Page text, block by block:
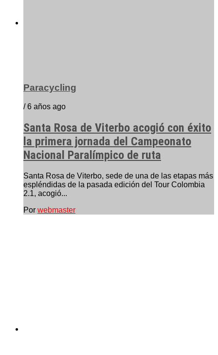
Paracycling
/ 6 años ago
Santa Rosa de Viterbo acogió con éxito
la primera jornada del Campeonato
Nacional Paralímpico de ruta
Santa Rosa de Viterbo, sede de una de las etapas más
espléndidas de la pasada edición del Tour Colombia
2.1, acogió...
Por webmaster